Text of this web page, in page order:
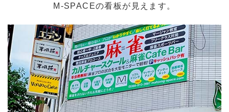
M-SPACEの看板が見えます。